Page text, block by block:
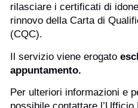
mediche e a rilasciare i
anche ai fini del rinnovo
Qualificazione del
Il servizio viene erogato
appuntamento.
Per ulteriori informazioni e